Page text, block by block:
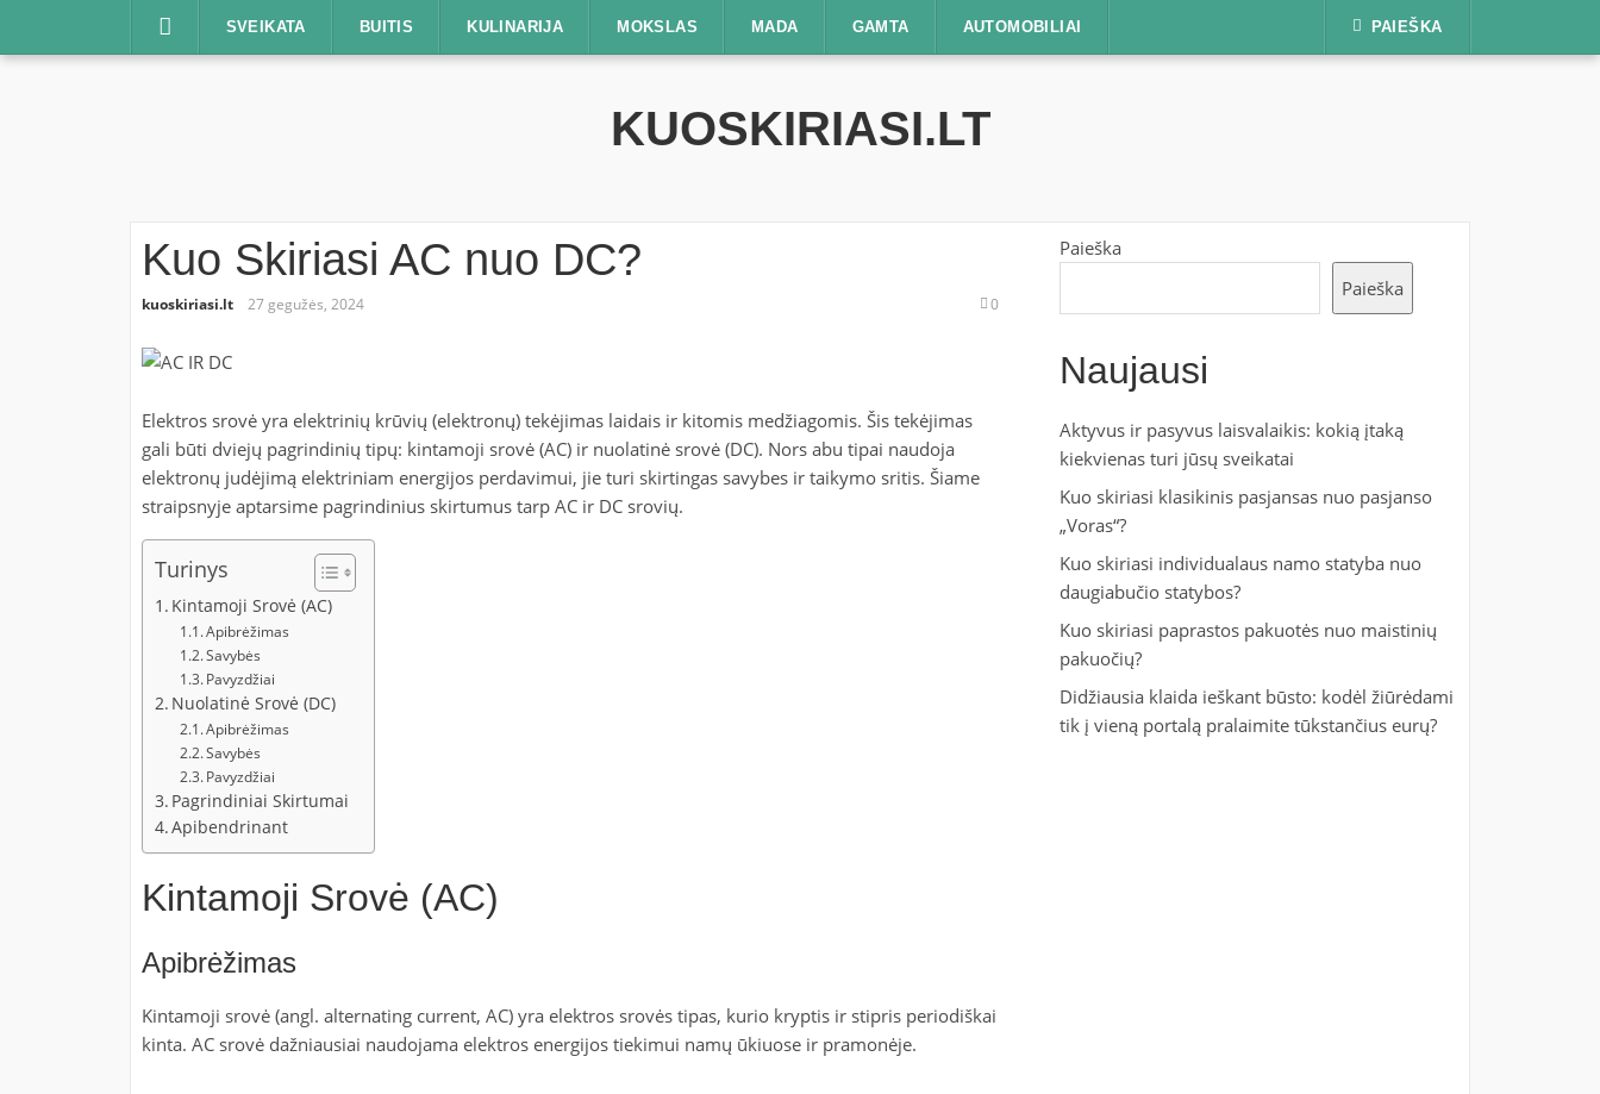
SVEIKATA BUITIS KULINARIJA MOKSLAS MADA GAMTA AUTOMOBILIAI PAIEŠKA
KUOSKIRIASI.LT
Kuo Skiriasi AC nuo DC?
kuoskiriasi.lt 27 gegužės, 2024 0
Elektros srovė yra elektrinių krūvių (elektronų) tekėjimas laidais ir kitomis medžiagomis. Šis tekėjimas
gali būti dviejų pagrindinių tipų: kintamoji srovė (AC) ir nuolatinė srovė (DC). Nors abu tipai naudoja
elektronų judėjimą elektriniam energijos perdavimui, jie turi skirtingas savybes ir taikymo sritis. Šiame
straipsnyje aptarsime pagrindinius skirtumus tarp AC ir DC srovių.
Turinys
Kintamoji Srovė (AC)
Apibrėžimas
Savybės
Pavyzdžiai
Nuolatinė Srovė (DC)
Apibrėžimas
Savybės
Pavyzdžiai
Pagrindiniai Skirtumai
Apibendrinant
Kintamoji Srovė (AC)
Apibrėžimas
Kintamoji srovė (angl. alternating current, AC) yra elektros srovės tipas, kurio kryptis ir stipris periodiškai
kinta. AC srovė dažniausiai naudojama elektros energijos tiekimui namų ūkiuose ir pramonėje.
Paieška
Paieška
Naujausi
Aktyvus ir pasyvus laisvalaikis: kokią įtaką
kiekvienas turi jūsų sveikatai
Kuo skiriasi klasikinis pasjansas nuo pasjanso
„Voras“?
Kuo skiriasi individualaus namo statyba nuo
daugiabučio statybos?
Kuo skiriasi paprastos pakuotės nuo maistinių
pakuočių?
Didžiausia klaida ieškant būsto: kodėl žiūrėdami
tik į vieną portalą pralaimite tūkstančius eurų?